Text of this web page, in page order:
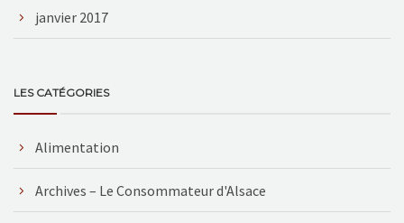
janvier 2017
LES CATÉGORIES
Alimentation
Archives – Le Consommateur d'Alsace